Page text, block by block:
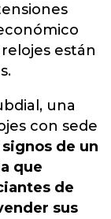
están
una
con sede
signos de un
que
de
sus